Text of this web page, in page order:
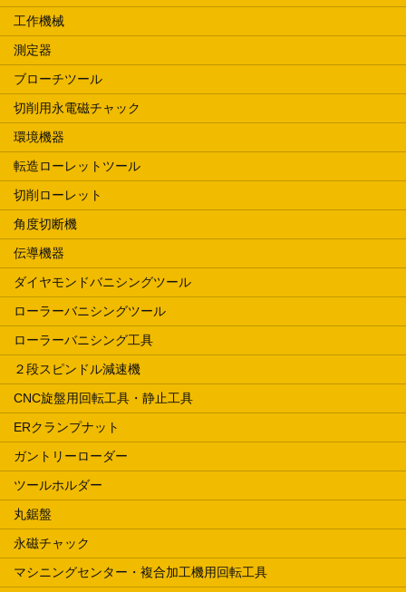
工作機械
測定器
ブローチツール
切削用永電磁チャック
環境機器
転造ローレットツール
切削ローレット
角度切断機
伝導機器
ダイヤモンドバニシングツール
ローラーバニシングツール
ローラーバニシング工具
２段スピンドル減速機
CNC旋盤用回転工具・静止工具
ERクランプナット
ガントリーローダー
ツールホルダー
丸鋸盤
永磁チャック
マシニングセンター・複合加工機用回転工具